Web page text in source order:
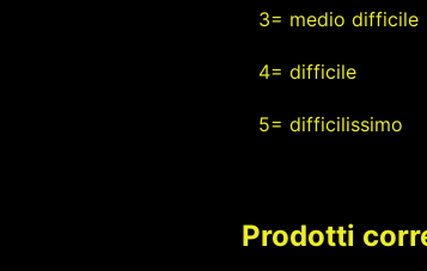
3= medio difficile
4= difficile
5= difficilissimo
Prodotti